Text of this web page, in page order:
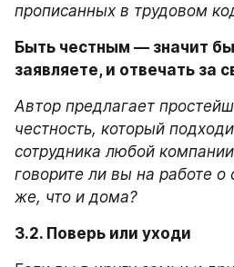
прописанных в трудовом
Быть честным — значит
заявляете, и отвечать за
Автор предлагает
честность, который
сотрудника любой
говорите ли вы на работе о
же, что и дома?
3.2. Поверь или уходи